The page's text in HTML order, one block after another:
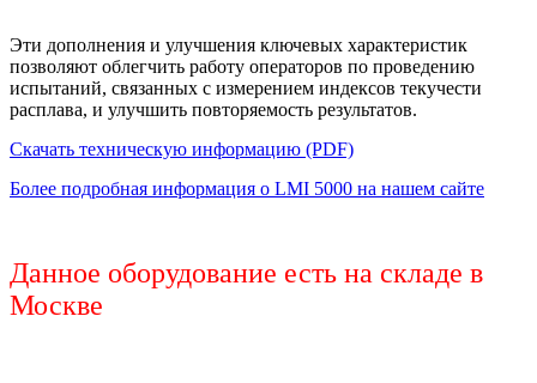
Эти дополнения и улучшения ключевых характеристик
позволяют облегчить работу операторов по проведению
испытаний, связанных с измерением индексов текучести
расплава, и улучшить повторяемость результатов.
Скачать техническую информацию (PDF)
Более подробная информация о LMI 5000 на нашем сайте
Данное оборудование есть на складе в
Москве